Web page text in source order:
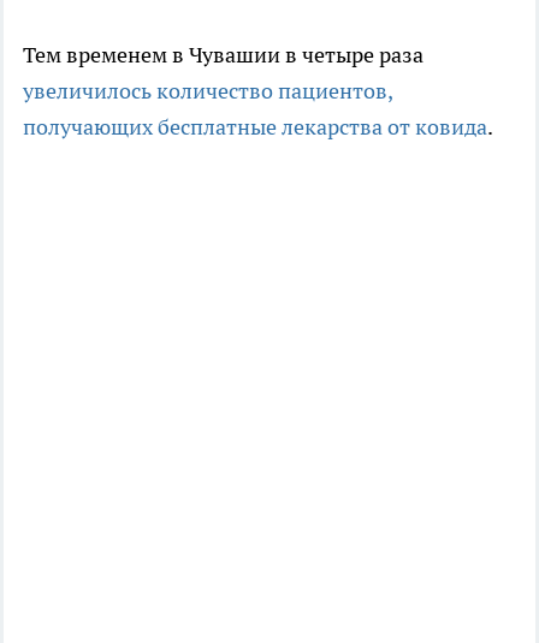
Тем временем в Чувашии в четыре раза
увеличилось количество пациентов,
получающих бесплатные лекарства от ковида.